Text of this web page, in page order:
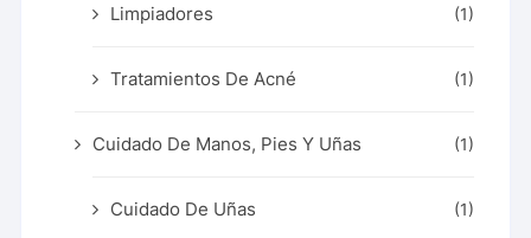
Limpiadores (1)
Tratamientos De Acné (1)
Cuidado De Manos, Pies Y Uñas (1)
Cuidado De Uñas (1)